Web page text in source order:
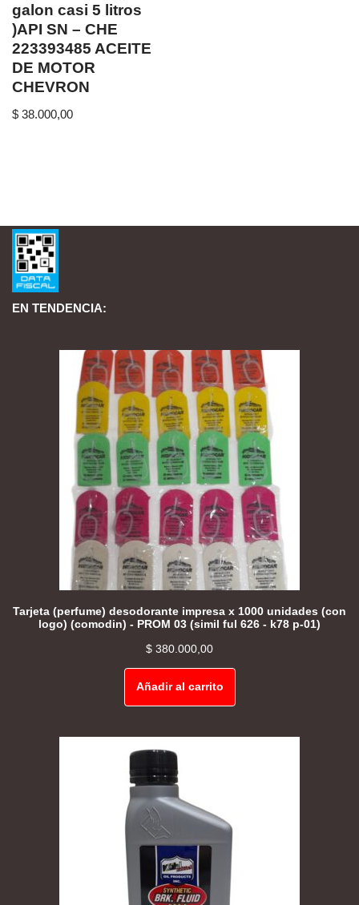
galon casi 5 litros
)API SN – CHE
223393485 ACEITE
DE MOTOR
CHEVRON
$ 38.000,00
EN TENDENCIA:
Tarjeta (perfume) desodorante impresa x 1000 unidades (con
logo) (comodin) - PROM 03 (simil ful 626 - k78 p-01)
$ 380.000,00
Añadir al carrito